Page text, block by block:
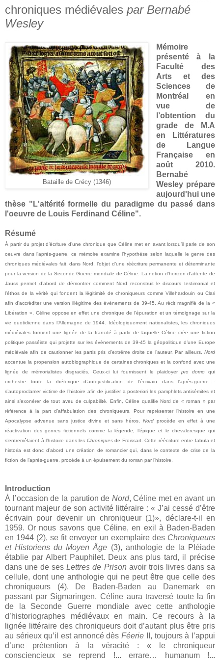
chroniques médiévales par Bernabé
Wesley
Bataille de Crécy (1346)
Mémoire
présenté à la
Faculté des
Arts et des
Sciences de
Montréal en
vue de
l’obtention du
grade de M.A
en Littératures
de Langue
Française en
août 2010.
Bernabé
Wesley prépare
aujourd'hui une
thèse "L'altérité formelle du paradigme du passé dans
l'oeuvre de Louis Ferdinand Céline".
Résumé
À partir du projet d’écriture d’une chronique que Céline met en avant lorsqu’il parle de son
oeuvre dans l’après-guerre, ce mémoire examine l’hypothèse selon laquelle le genre des
chroniques médiévales fait, dans Nord, l’objet d’une réécriture permanente et déterminante
pour la version de la Seconde Guerre mondiale de Céline. La notion d’horizon d’attente de
Jauss permet d’abord de démontrer comment Nord reconstruit le discours testimonial et
l’éthos de la vérité qui fondent la légitimité de chroniqueurs comme Villehardouin ou Clari
afin d’accréditer une version illégitime des événements de 39-45. Au récit magnifié de la «
Libération », Céline oppose en effet une chronique de l’épuration et un témoignage sur la
vie quotidienne dans l’Allemagne de 1944. Idéologiquement nationalistes, les chroniques
médiévales forment une lignée de la francité à partir de laquelle Céline crée une fiction
politique passéiste qui projette sur les événements de 39-45 la géopolitique d’une Europe
médiévale afin de cautionner les partis pris d’extrême droite de l’auteur. Par ailleurs, Nord
accentue la propension autobiographique de certaines chroniques et la confond avec une
lignée de mémorialistes disgraciés. Ceux-ci lui fournissent le plaidoyer pro domo qui
orchestre toute la rhétorique d’autojustification de l’écrivain dans l’après-guerre :
s’autoproclamer victime de l’histoire afin de justifier a posteriori les pamphlets antisémites et
ainsi s’exonérer de tout aveu de culpabilité. Enfin, Céline qualifie Nord de « roman » par
référence à la part d’affabulation des chroniqueurs. Pour représenter l’histoire en une
Apocalypse advenue sans justice divine et sans héros, Nord procède en effet à une
réactivation des genres fictionnels comme la légende, l’épique et le chevaleresque qui
s’entremêlaient à l’histoire dans les Chroniquesde Froissart. Cette réécriture entre fabula et
historia est donc d’abord une création de romancier qui, dans le contexte de crise de la
fiction de l’après-guerre, procède à un épuisement du roman par l’histoire.
Introduction
À l’occasion de la parution de Nord, Céline met en avant un
tournant majeur de son activité littéraire : « J’ai cessé d’être
écrivain pour devenir un chroniqueur (1)», déclare-t-il en
1959. Or nous savons que Céline, en exil à Baden-Baden
en 1944 (2), se fit envoyer un exemplaire des Chroniqueurs
et Historiens du Moyen Âge (3), anthologie de la Pléiade
établie par Albert Pauphilet. Deux ans plus tard, il précise
dans une de sesLettres de Prison avoir trois livres dans sa
cellule, dont une anthologie qui ne peut être que celle des
chroniqueurs (4). De Baden-Baden au Danemark en
passant par Sigmaringen, Céline aura traversé toute la fin
de la Seconde Guerre mondiale avec cette anthologie
d’historiographes médiévaux en main. Ce recours à la
lignée littéraire des chroniqueurs doit d’autant plus être pris
au sérieux qu’il est annoncé dèsFéerie II, toujours à l’appui
d’une prétention à la véracité : « le chroniqueur
consciencieux se reprend !... errare… humanum !...